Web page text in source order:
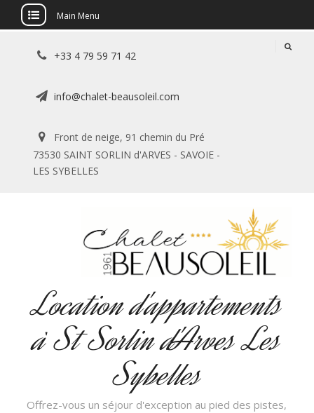
Main Menu
+33 4 79 59 71 42
info@chalet-beausoleil.com
Front de neige, 91 chemin du Pré
73530 SAINT SORLIN d'ARVES - SAVOIE -
LES SYBELLES
Location d'appartements
à St Sorlin d'Arves Les
Sybelles
Offrez-vous un séjour d'exception au pied des pistes,